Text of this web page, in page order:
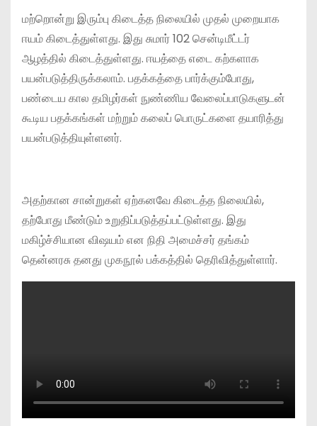
மற்றொன்று இரும்பு கிடைத்த நிலையில் முதல் முறையாக
ஈயம் கிடைத்துள்ளது. இது சுமார் 102 சென்டிமீட்டர்
ஆழத்தில் கிடைத்துள்ளது. ஈயத்தை எடை கற்களாக
பயன்படுத்திருக்கலாம். பதக்கத்தை பார்க்கும்போது,
பண்டைய கால தமிழர்கள் நுண்ணிய வேலைப்பாடுகளுடன்
கூடிய பதக்கங்கள் மற்றும் கலைப் பொருட்களை தயாரித்து
பயன்படுத்தியுள்ளனர்.
அதற்கான சான்றுகள் ஏற்கனவே கிடைத்த நிலையில்,
தற்போது மீண்டும் உறுதிப்படுத்தப்பட்டுள்ளது. இது
மகிழ்ச்சியான விஷயம் என நிதி அமைச்சர் தங்கம்
தென்னரசு தனது முகநூல் பக்கத்தில் தெரிவித்துள்ளார்.